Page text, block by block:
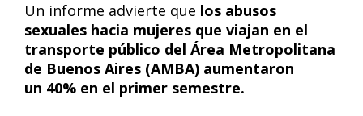
Un informe advierte que los abusos
sexuales hacia mujeres que viajan en el
transporte público del Área Metropolitana
de Buenos Aires (AMBA) aumentaron
un 40% en el primer semestre.